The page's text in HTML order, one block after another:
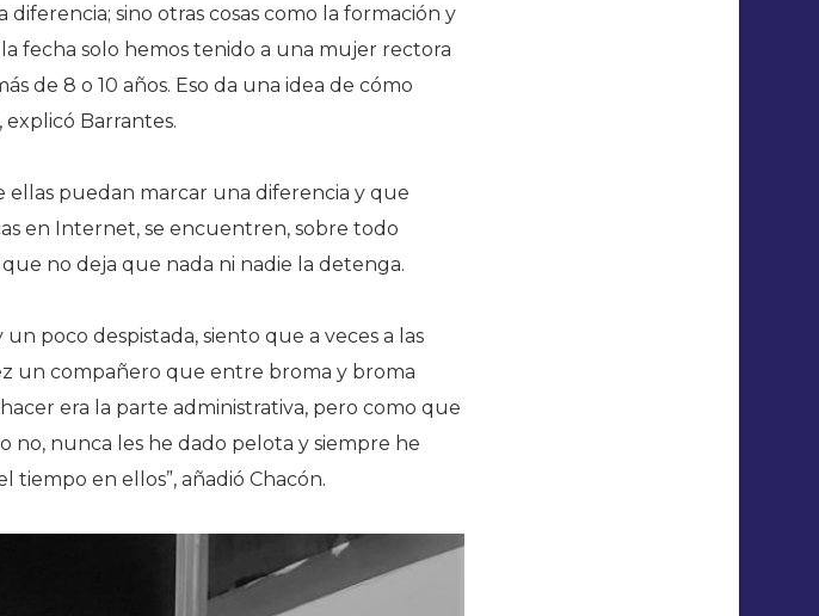
sino otras cosas como la formación y
fecha solo hemos tenido a una mujer rectora
de 8 o 10 años. Eso da una idea de cómo
Barrantes.
ellas puedan marcar una diferencia y que
en Internet, se encuentren, sobre todo
no deja que nada ni nadie la detenga.
poco despistada, siento que a veces a las
un compañero que entre broma y broma
era la parte administrativa, pero como que
no, nunca les he dado pelota y siempre he
tiempo en ellos”, añadió Chacón.